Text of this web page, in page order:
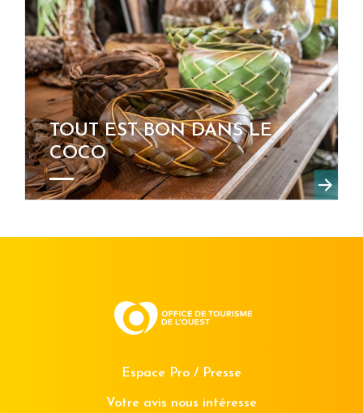
TOUT EST BON DANS LE
COCO
Espace Pro / Presse
Votre avis nous intéresse